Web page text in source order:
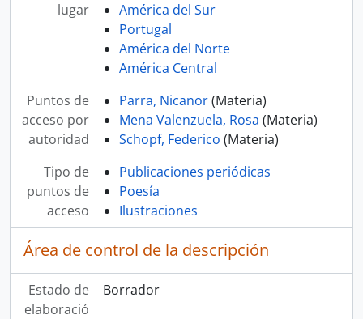
lugar
América del Sur
Portugal
América del Norte
América Central
Puntos de
acceso por
autoridad
Parra, Nicanor(Materia)
Mena Valenzuela, Rosa (Materia)
Schopf, Federico (Materia)
Tipo de
puntos de
acceso
Publicaciones periódicas
Poesía
Ilustraciones
Área de control de la descripción
Estado de
elaboració
Borrador